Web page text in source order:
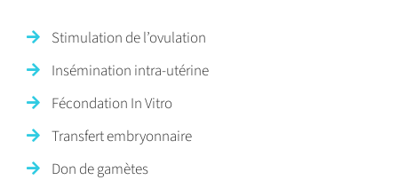
Stimulation de l’ovulation
Insémination intra-utérine
Fécondation In Vitro
Transfert embryonnaire
Don de gamètes